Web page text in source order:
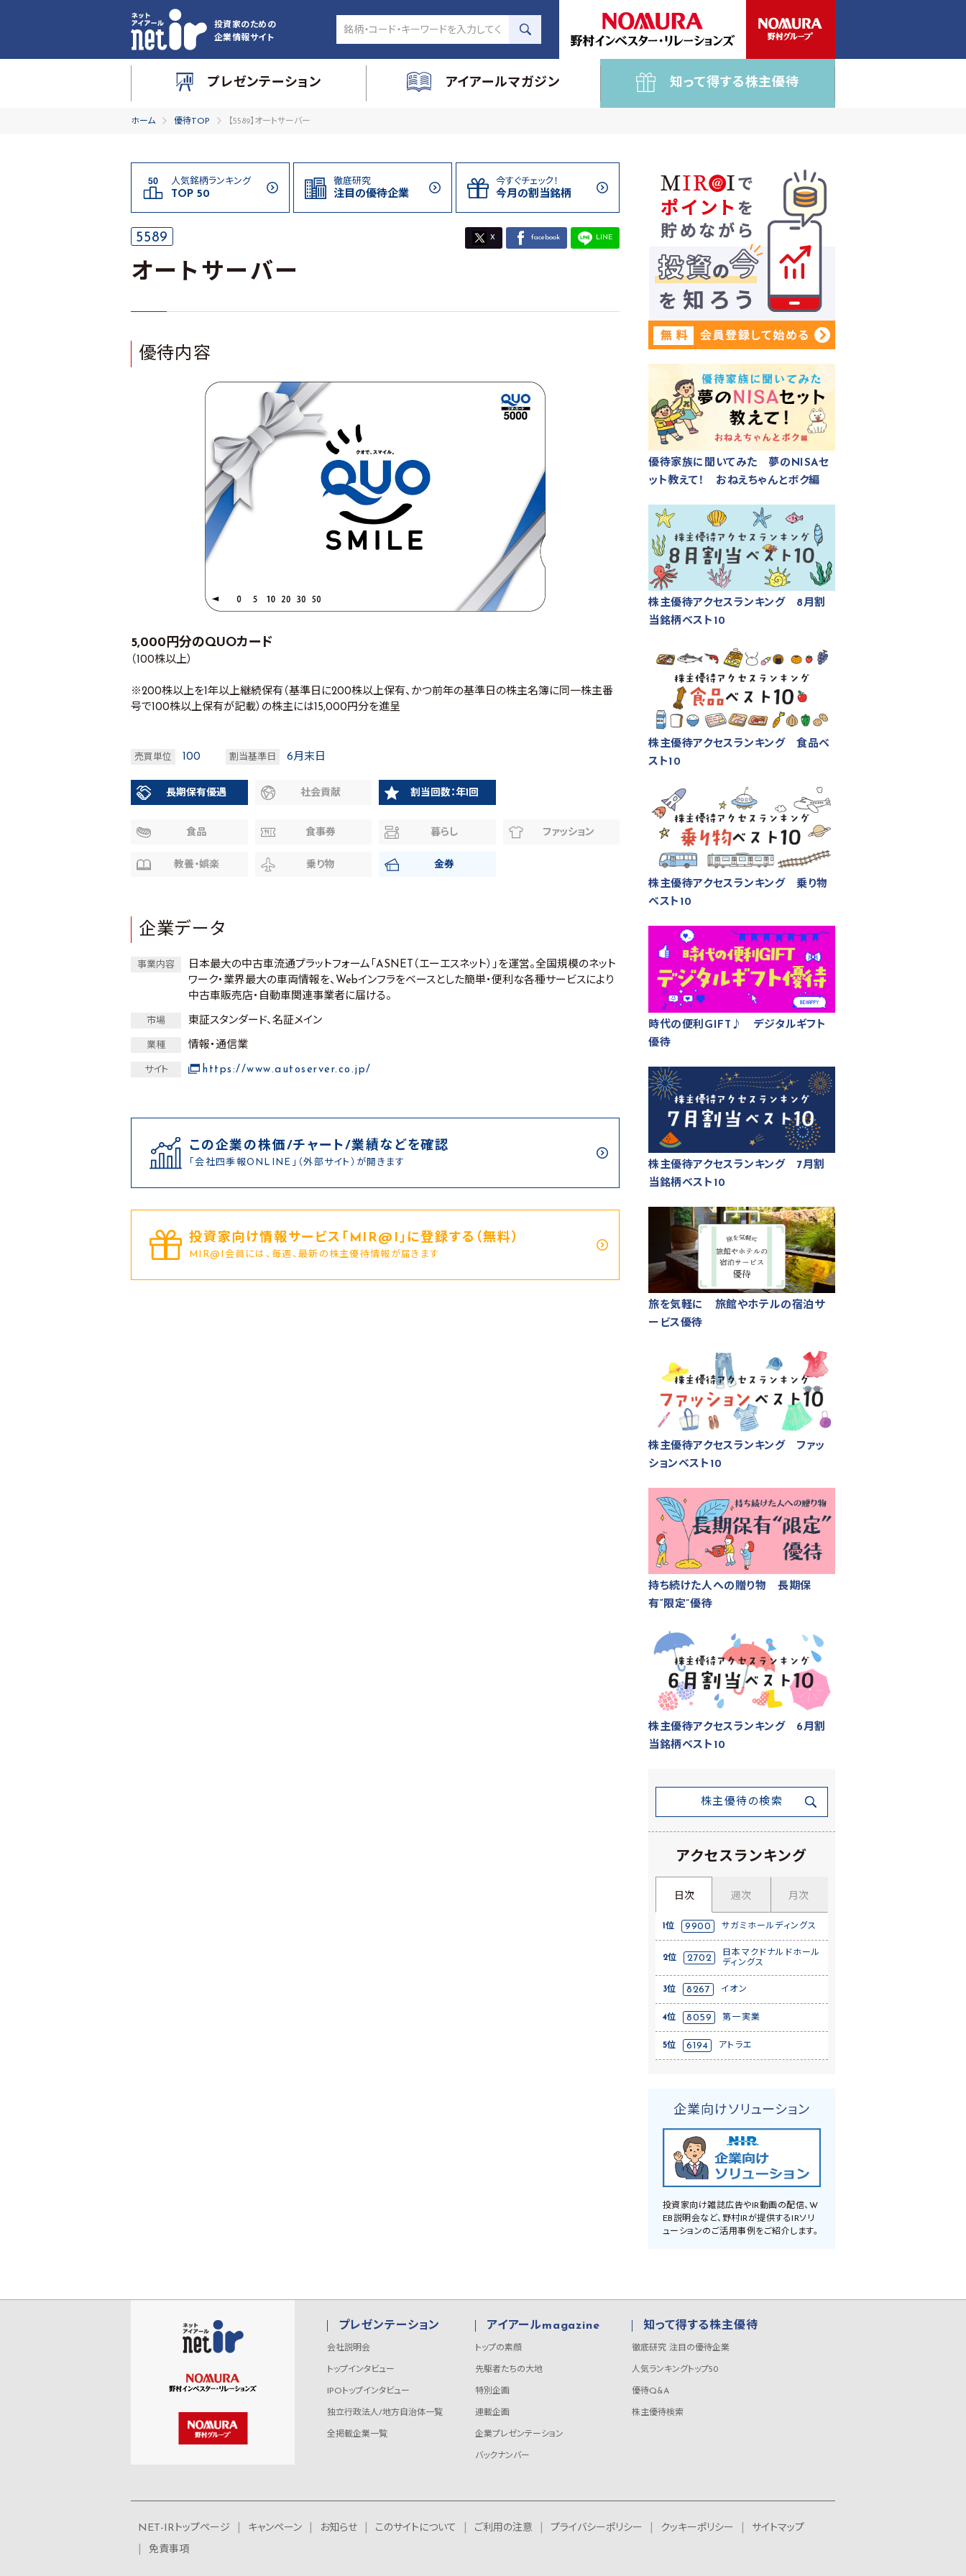
投資家のための
企業情報サイト
プレゼンテーション アイアールマガジン 知って得する株主優待
ホーム 優待TOP 【5589】オートサーバー
人気銘柄ランキング
TOP 50
徹底研究
注目の優待企業
今すぐチェック！
今月の割当銘柄
5589 X facebook LINE
オートサーバー
優待内容
5,000円分のQUOカード
（100株以上）
※200株以上を1年以上継続保有（基準日に200株以上保有、かつ前年の基準日の株主名簿に同一株主番
号で100株以上保有が記載）の株主には15,000円分を進呈
売買単位 100 割当基準日 6月末日
長期保有優遇 社会貢献 割当回数：年1回
食品 食事券 暮らし ファッション
教養・娯楽 乗り物 金券
企業データ
事業内容
日本最大の中古車流通プラットフォーム「ASNET（エーエスネット）」を運営。全国規模のネット
ワーク・業界最大の車両情報を、Webインフラをベースとした簡単・便利な各種サービスにより
中古車販売店・自動車関連事業者に届ける。
市場 東証スタンダード、名証メイン
業種 情報・通信業
サイト https://www.autoserver.co.jp/
この企業の株価/チャート/業績などを確認
「会社四季報ONLINE」（外部サイト）が開きます
投資家向け情報サービス｢MIR@I｣に登録する（無料）
MIR@I会員には、毎週、最新の株主優待情報が届きます
優待家族に聞いてみた 夢のNISAセ
ット教えて！ おねえちゃんとボク編
株主優待アクセスランキング 8月割
当銘柄ベスト10
株主優待アクセスランキング 食品ベ
スト10
株主優待アクセスランキング 乗り物
ベスト10
時代の便利GIFT♪ デジタルギフト
優待
株主優待アクセスランキング 7月割
当銘柄ベスト10
旅を気軽に 旅館やホテルの宿泊サ
ービス優待
株主優待アクセスランキング ファッ
ションベスト10
持ち続けた人への贈り物 長期保
有“限定”優待
株主優待アクセスランキング 6月割
当銘柄ベスト10
株主優待の検索
アクセスランキング
日次 週次 月次
1位 9900 サガミホールディングス
2位 2702
日本マクドナルドホール
ディングス
3位 8267 イオン
4位 8059 第一実業
5位 6194 アトラエ
企業向けソリューション
投資家向け雑誌広告やIR動画の配信、W
EB説明会など、野村IRが提供するIRソリ
ューションのご活用事例をご紹介します。
プレゼンテーション
会社説明会
トップインタビュー
IPOトップインタビュー
独立行政法人/地方自治体一覧
全掲載企業一覧
アイアールmagazine
トップの素顔
先駆者たちの大地
特別企画
連載企画
企業プレゼンテーション
バックナンバー
知って得する株主優待
徹底研究 注目の優待企業
人気ランキングトップ50
優待Q&A
株主優待検索
NET-IRトップページ キャンペーン お知らせ このサイトについて ご利用の注意 プライバシーポリシー クッキーポリシー
サイトマップ
免責事項